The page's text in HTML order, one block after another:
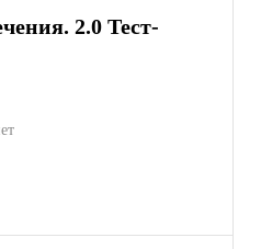
2.0 Тест-